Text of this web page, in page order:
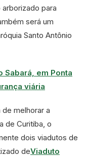
para
será um
Santo Antônio
Sabará, em Ponta
viária
melhorar a
de Curitiba, o
dois viadutos de
deViaduto